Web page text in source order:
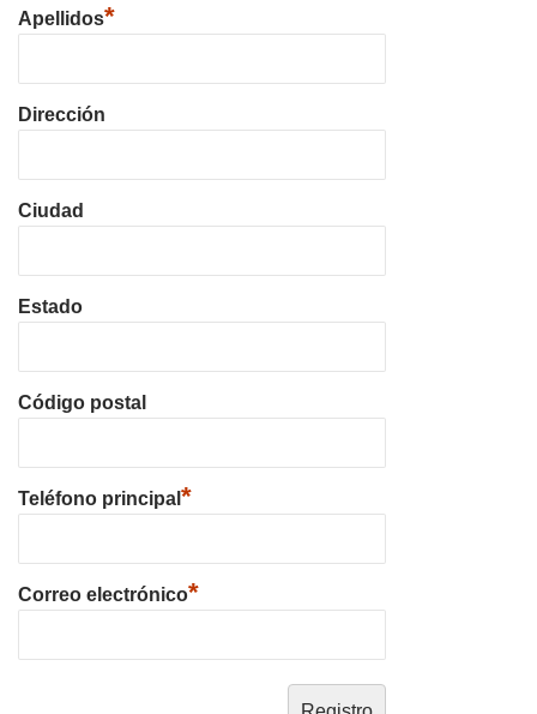
Apellidos*
Dirección
Ciudad
Estado
Código postal
Teléfono principal *
Correo electrónico*